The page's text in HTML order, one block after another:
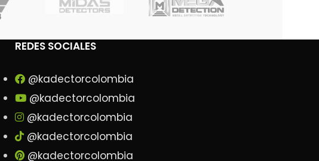
REDES SOCIALES
@kadectorcolombia
@kadectorcolombia
@kadectorcolombia
@kadectorcolombia
@kadectorcolombia